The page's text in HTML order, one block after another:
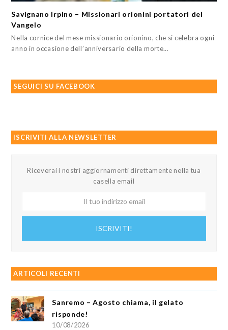
Savignano Irpino – Missionari orionini portatori del
Vangelo
Nella cornice del mese missionario orionino, che si celebra ogni
anno in occasione dell’anniversario della morte…
SEGUICI SU FACEBOOK
ISCRIVITI ALLA NEWSLETTER
Riceverai i nostri aggiornamenti direttamente nella tua
casella email
ISCRIVITI!
ARTICOLI RECENTI
Sanremo – Agosto chiama, il gelato
risponde!
10/08/2026